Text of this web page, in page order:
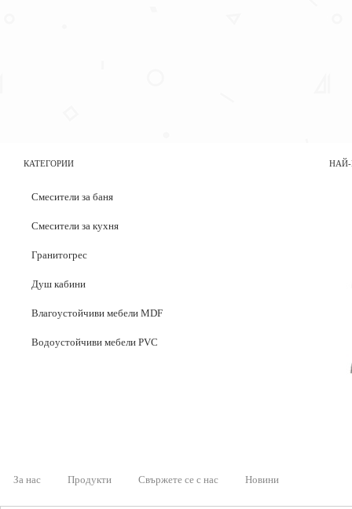
КАТЕГОРИИ
Смесители за баня
Смесители за кухня
Гранитогрес
Душ кабини
Влагоустойчиви мебели MDF
Водоустойчиви мебели PVC
За нас Продукти Свържете се с нас Новини